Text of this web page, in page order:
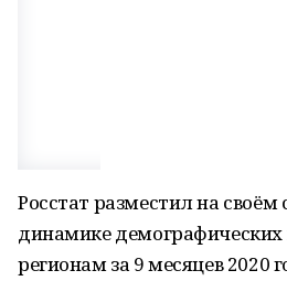
Росстат разместил на
динамике демографических
регионам за 9 месяцев 2020